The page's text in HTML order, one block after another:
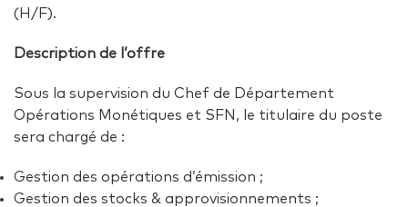
(H/F).
Description de l’offre
Sous la supervision du Chef de Département
Opérations Monétiques et SFN, le titulaire du poste
sera chargé de :
Gestion des opérations d’émission ;
Gestion des stocks & approvisionnements ;